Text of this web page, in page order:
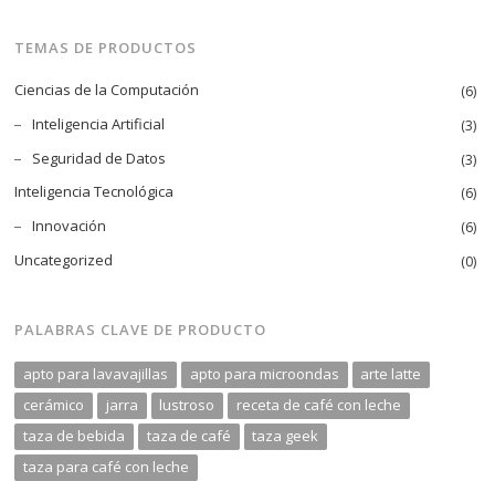
$17.00
$21.00
TEMAS DE PRODUCTOS
Ciencias de la Computación (6)
Inteligencia Artificial (3)
Seguridad de Datos (3)
Inteligencia Tecnológica (6)
Innovación (6)
Uncategorized (0)
PALABRAS CLAVE DE PRODUCTO
apto para lavavajillas apto para microondas
arte latte
cerámico
jarra lustroso
receta de café con leche
taza de bebida
taza de café
taza geek
taza para café con leche